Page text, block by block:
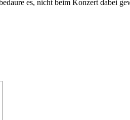
es, nicht beim Konzert dabei